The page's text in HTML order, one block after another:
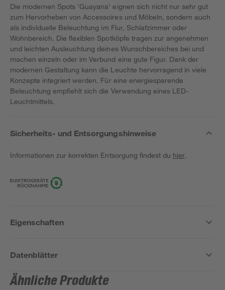
Die modernen Spots 'Guayana' eignen sich nicht nur sehr gut
zum Hervorheben von Accessoires und Möbeln, sondern auch
als individuelle Beleuchtung im Flur, Schlafzimmer oder
Wohnbereich. Die flexiblen Spotköpfe tragen zur angenehmen
und leichten Ausleuchtung deines Wunschbereiches bei und
machen einzeln oder im Verbund eine gute Figur. Dank der
modernen Gestaltung kann die Leuchte hervorragend in viele
Konzepte integriert werden. Für eine energiesparende
Beleuchtung empfiehlt sich die Verwendung eines LED-
Leuchtmittels.
Sicherheits- und Entsorgungshinweise
Informationen zur korrekten Entsorgung findest du hier.
Eigenschaften
Datenblätter
Ähnliche Produkte